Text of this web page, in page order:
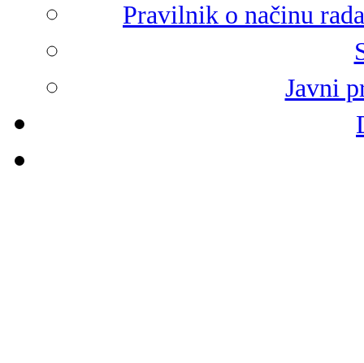
Pravilnik o načinu
Javni